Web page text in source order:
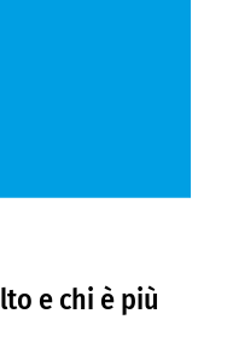
e chi è più